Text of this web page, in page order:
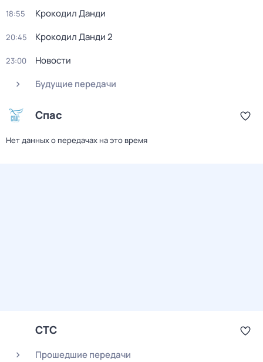
18:55 Крокодил Данди
20:45 Крокодил Данди 2
23:00
Новости
Будущие передачи
Спас
Нет данных о передачах на это время
СТС
Прошедшие передачи